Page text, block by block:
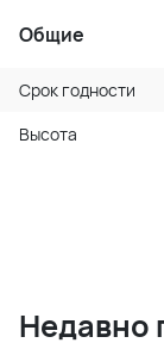
Общие
Срок годности
Высота
Недавно